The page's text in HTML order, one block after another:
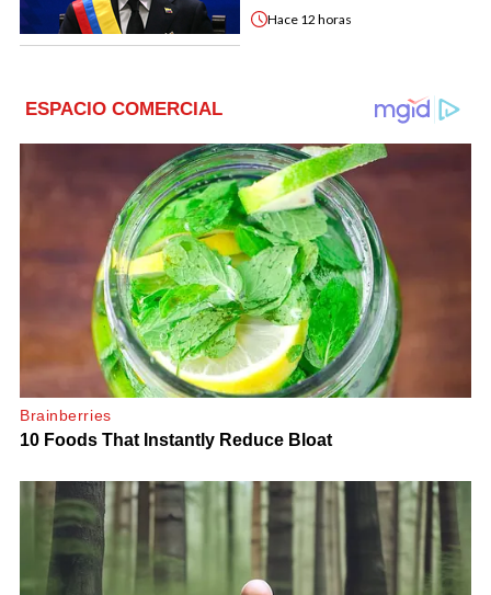
Hace 12 horas